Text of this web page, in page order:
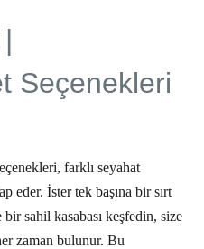
Seçenekleri
farklı seyahat
eder. İster tek başına bir sırt
sahil kasabası keşfedin, size
zaman bulunur. Bu